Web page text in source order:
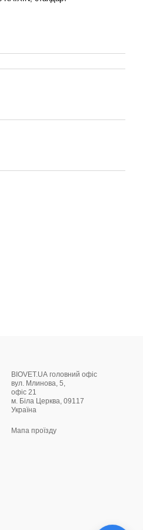
BIOVET.UA головний офіс
вул. Млинова, 5,
офіс 21
м. Біла Церква, 09117
Україна
Мапа проїзду